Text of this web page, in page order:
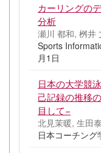
カーリングの
分析
瀬川 都和, 桝井
Sports
月1日
日本の大学競
己記録の推移
目して−
北見茉暖, 生田
日本コーチン